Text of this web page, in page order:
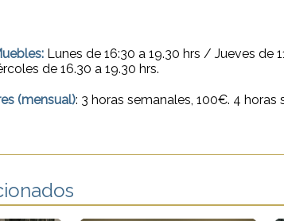
Lunes de 16:30 a 19.30 hrs / Jueves de
de 16.30 a 19.30 hrs.
(mensual): 3 horas semanales, 100€. 4 horas